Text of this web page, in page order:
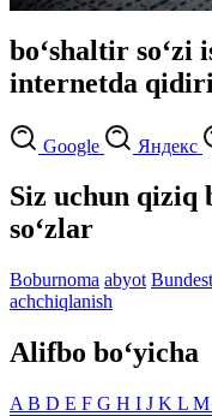
bo‘shaltir so‘zi
internetda
Google Яндекс
Siz uchun qiziq
so‘zlar
Boburnoma abyot
achchiqlanish
Alifbo bo‘yicha
A B D E F G H I J K L M